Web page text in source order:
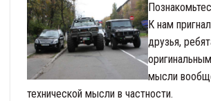
К нам
друзья,
мысли
технической мысли в частности.